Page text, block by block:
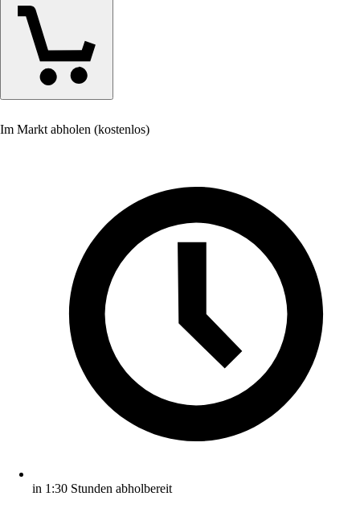
Im Markt abholen (kostenlos)
in 1:30 Stunden abholbereit